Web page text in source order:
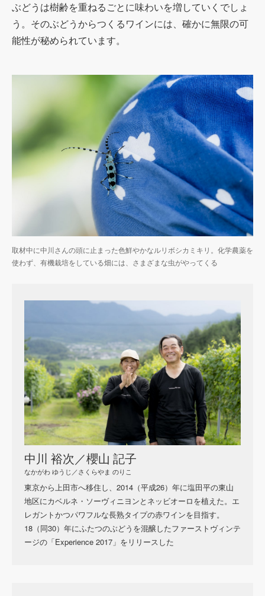
ぶどうは樹齢を重ねるごとに味わいを増していくでしょ
う。そのぶどうからつくるワインには、確かに無限の可
能性が秘められています。
取材中に中川さんの頭に止まった色鮮やかなルリボシカミキリ。化学農薬を
使わず、有機栽培をしている畑には、さまざまな虫がやってくる
中川 裕次／櫻山 記子
なかがわ ゆうじ／さくらやま のりこ
東京から上田市へ移住し、2014（平成26）年に塩田平の東山
地区にカベルネ・ソーヴィニヨンとネッビオーロを植えた。エ
レガントかつパワフルな長熟タイプの赤ワインを目指す。
18（同30）年にふたつのぶどうを混醸したファーストヴィンテ
ージの「Experience 2017」をリリースした